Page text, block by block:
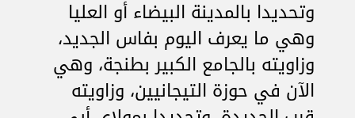
وتحديدا بالمدينة البيضاء أو العليا
وهي ما يعرف اليوم بفاس الجديد،
وزاويته بالجامع الكبير بطنجة، وهي
الآن في حوزة التيجانيين، وزاويته